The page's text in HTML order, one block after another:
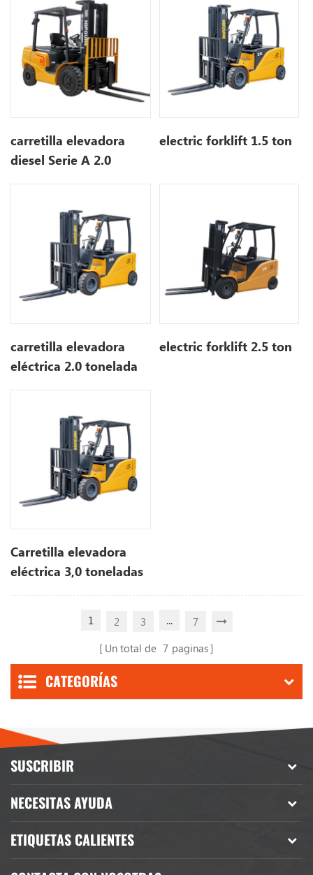
carretilla elevadora
diesel Serie A 2.0
electric forklift 1.5 ton
carretilla elevadora
eléctrica 2.0 tonelada
electric forklift 2.5 ton
Carretilla elevadora
eléctrica 3,0 toneladas
1 2 3 ...
7
Un total de 7 paginas
CATEGORÍAS
SUSCRIBIR
NECESITAS AYUDA
ETIQUETAS CALIENTES